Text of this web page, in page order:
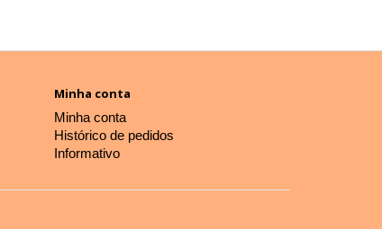
Minha conta
Minha conta
Histórico de pedidos
Informativo